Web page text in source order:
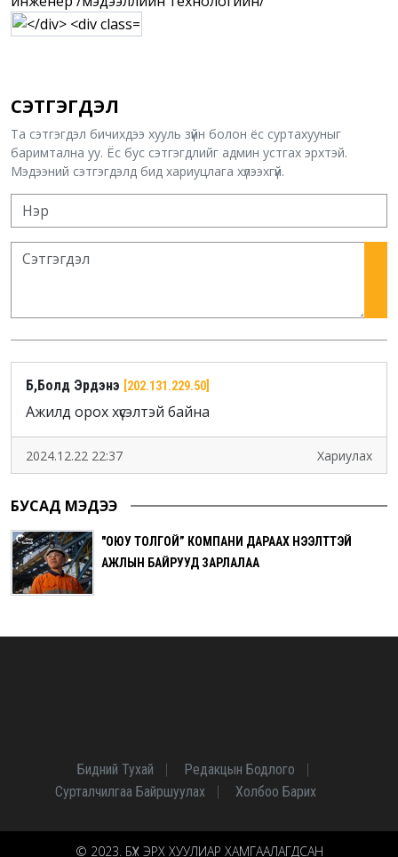
СЭТГЭГДЭЛ
Та сэтгэгдэл бичихдээ хууль зүйн болон ёс суртахууныг
баримтална уу. Ёс бус сэтгэгдлийг админ устгах эрхтэй.
Мэдээний сэтгэгдэлд бид хариуцлага хүлээхгүй.
Б,Болд Эрдэнэ [202.131.229.50]
Ажилд орох хүсэлтэй байна
2024.12.22 22:37 Хариулах
БУСАД МЭДЭЭ
"ОЮУ ТОЛГОЙ” КОМПАНИ ДАРААХ НЭЭЛТТЭЙ
АЖЛЫН БАЙРУУД ЗАРЛАЛАА
Бидний Тухай
Редакцын Бодлого
Сурталчилгаа Байршуулах
Холбоо Барих
© 2023. БҮХ ЭРХ ХУУЛИАР ХАМГААЛАГДСАН